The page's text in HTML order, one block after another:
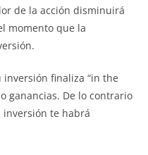
de la acción disminuirá
momento que la
finaliza “in the
ganancias. De lo contrario
inversión te habrá